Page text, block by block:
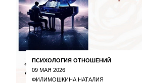
ПСИХОЛОГИЯ ОТНОШЕНИЙ
09 МАЯ 2026
ФИЛИМОШКИНА НАТАЛИЯ